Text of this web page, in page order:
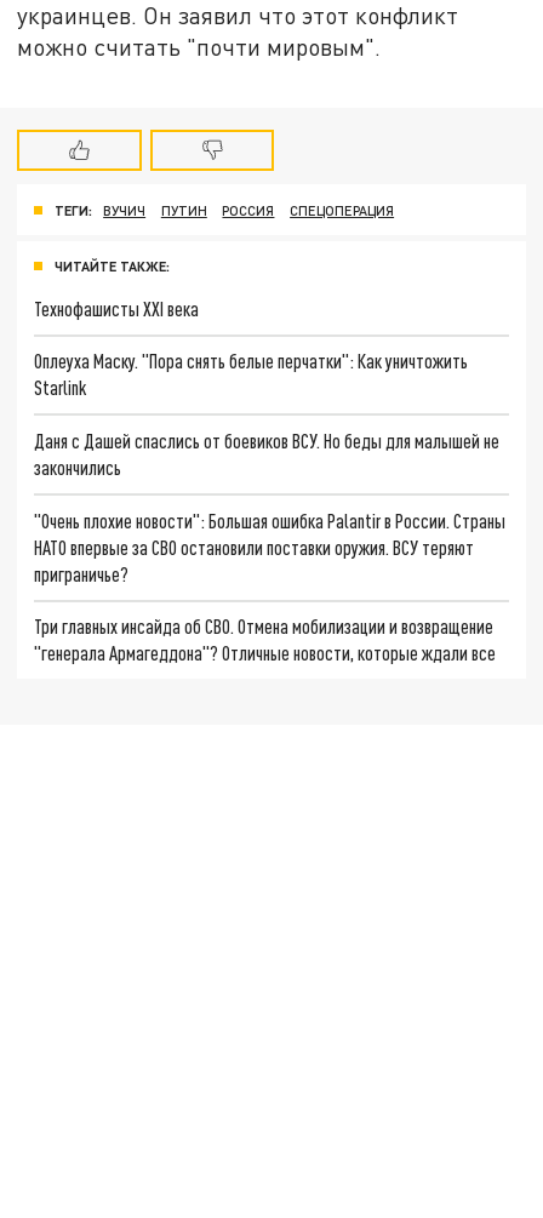
украинцев. Он заявил что этот конфликт
можно считать "почти мировым".
ТЕГИ: ВУЧИЧ ПУТИН РОССИЯ СПЕЦОПЕРАЦИЯ
ЧИТАЙТЕ ТАКЖЕ:
Технофашисты XXI века
Оплеуха Маску. "Пора снять белые перчатки": Как уничтожить
Starlink
Даня с Дашей спаслись от боевиков ВСУ. Но беды для малышей не
закончились
"Очень плохие новости": Большая ошибка Palantir в России. Страны
НАТО впервые за СВО остановили поставки оружия. ВСУ теряют
приграничье?
Три главных инсайда об СВО. Отмена мобилизации и возвращение
"генерала Армагеддона"? Отличные новости, которые ждали все